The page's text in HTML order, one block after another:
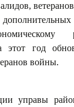
этот год
войны.
управы